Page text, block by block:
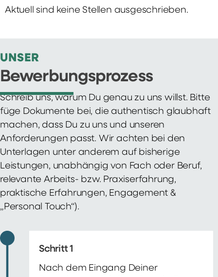
Aktuell sind keine Stellen ausgeschrieben.
UNSER
Bewerbungsprozess
Schreib uns, warum Du genau zu uns willst. Bitte
füge Dokumente bei, die authentisch glaubhaft
machen, dass Du zu uns und unseren
Anforderungen passt. Wir achten bei den
Unterlagen unter anderem auf bisherige
Leistungen, unabhängig von Fach oder Beruf,
relevante Arbeits- bzw. Praxiserfahrung,
praktische Erfahrungen, Engagement &
„Personal Touch“).
Schritt 1
Nach dem Eingang Deiner